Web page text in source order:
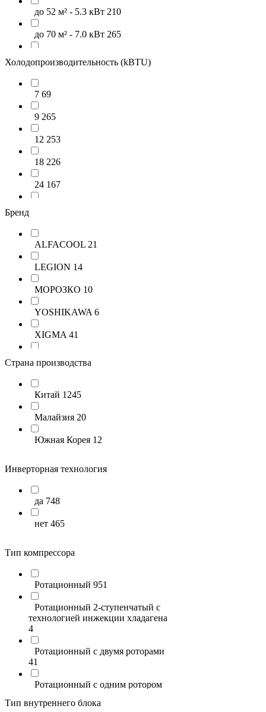
до 52 м² - 5.3 кВт 210
до 70 м² - 7.0 кВт 265
до 106 м² - 10.6 кВт
свыше 106 м²
Холодопроизводительность (kBTU)
7 69
9 265
12 253
18 226
24 167
36
36+
Бренд
ALFACOOL 21
LEGION 14
МОРОЗКО 10
YOSHIKAWA 6
XIGMA 41
Toshiba
Roland
ROYAL CLIMA
MITSUDAI
LG 46
LAMPRECHT
DAICOND
Hisense 296
HITACHI 49
HIGH LIFE 28
FUNAI 239
Energolux
Страна производства
Китай 1245
Малайзия 20
Южная Корея 12
Инверторная технология
да 748
нет 465
Тип компрессора
Ротационный 951
Ротационный 2-ступенчатый с
технологией инжекции хладагена
4
Ротационный с двумя роторами
41
Ротационный с одним ротором
Тип внутреннего блока